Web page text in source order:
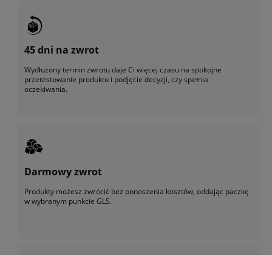
45 dni na zwrot
Wydłużony termin zwrotu daje Ci więcej czasu na spokojne
przetestowanie produktu i podjęcie decyzji, czy spełnia
oczekiwania.
Darmowy zwrot
Produkty możesz zwrócić bez ponoszenia kosztów, oddając paczkę
w wybranym punkcie GLS.